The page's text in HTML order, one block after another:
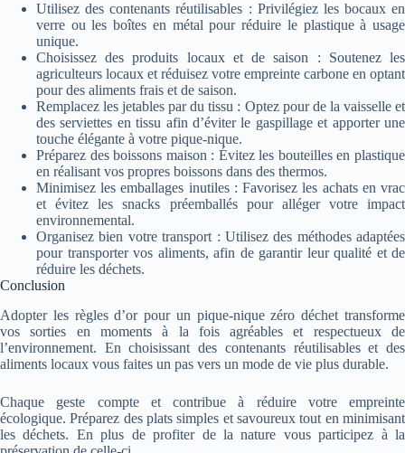
Utilisez des contenants réutilisables : Privilégiez les bocaux en
verre ou les boîtes en métal pour réduire le plastique à usage
unique.
Choisissez des produits locaux et de saison : Soutenez les
agriculteurs locaux et réduisez votre empreinte carbone en optant
pour des aliments frais et de saison.
Remplacez les jetables par du tissu : Optez pour de la vaisselle et
des serviettes en tissu afin d’éviter le gaspillage et apporter une
touche élégante à votre pique-nique.
Préparez des boissons maison : Évitez les bouteilles en plastique
en réalisant vos propres boissons dans des thermos.
Minimisez les emballages inutiles : Favorisez les achats en vrac
et évitez les snacks préemballés pour alléger votre impact
environnemental.
Organisez bien votre transport : Utilisez des méthodes adaptées
pour transporter vos aliments, afin de garantir leur qualité et de
réduire les déchets.
Conclusion
Adopter les règles d’or pour un pique-nique zéro déchet transforme
vos sorties en moments à la fois agréables et respectueux de
l’environnement. En choisissant des contenants réutilisables et des
aliments locaux vous faites un pas vers un mode de vie plus durable.
Chaque geste compte et contribue à réduire votre empreinte
écologique. Préparez des plats simples et savoureux tout en minimisant
les déchets. En plus de profiter de la nature vous participez à la